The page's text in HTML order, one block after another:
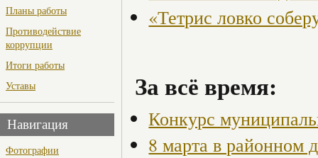
Планы работы
Противодействие
коррупции
Итоги работы
Уставы
Навигация
Фотографии
«Тетрис ловко
За всё время:
Конкурс
8 марта в районном